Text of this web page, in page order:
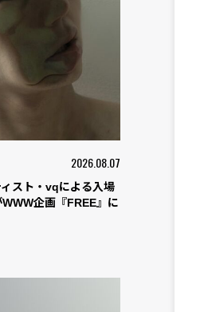
2026.08.07
スト・vqによる入場
企画『FREE』に